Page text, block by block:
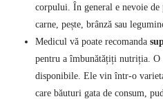
corpului. În general e nevoie
carne, pește, brânză sau
Medicul vă poate recomanda
pentru a îmbunătățiți nutriția. O
disponibile. Ele vin într-o
care băuturi gata de consum,